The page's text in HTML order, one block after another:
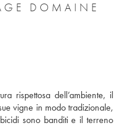
DOMAINE
rispettosa dell’ambiente, il
vigne in modo tradizionale,
sono banditi e il terreno